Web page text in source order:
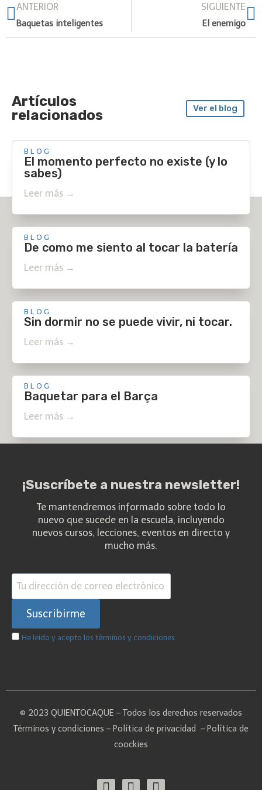
ANTERIOR
Baquetas inteligentes
SIGUIENTE
El enemigo
Artículos
relacionados
Ver el blog
BLOG
El momento perfecto no existe (y lo
sabes)
Leer más →
BLOG
De como me siento al tocar la batería
Leer más →
BLOG
Sin dormir no se puede vivir, ni tocar.
Leer más →
BLOG
Baquetar para el Barça
Leer más →
¡Suscríbete a nuestra newsletter!
Te mantendremos informado sobre todo lo
nuevo que sucede en la escuela, incluyendo
nuevos cursos, lecciones, eventos en directo y
mucho más.
He leído y acepto los términos y condiciones
© 2023 QUIENTOCAQUE – Todos los derechos reservados
Términos y condiciones – Política de privacidad – Política de
coockies